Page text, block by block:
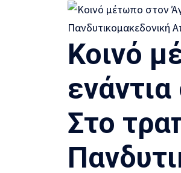
Κοινό
Στο